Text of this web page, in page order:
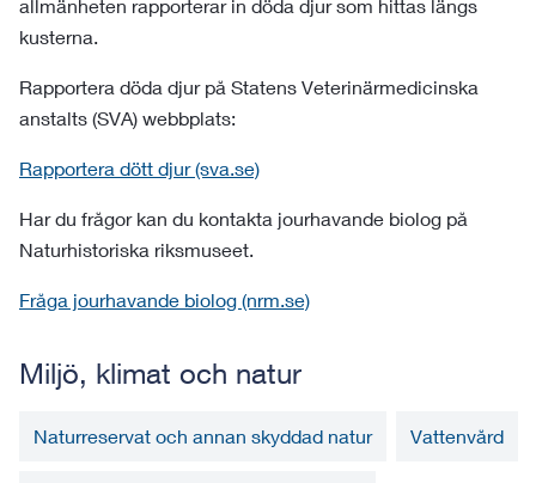
allmänheten rapporterar in döda djur som hittas längs
kusterna.
Rapportera döda djur på Statens Veterinärmedicinska
anstalts (SVA) webbplats:
Rapportera dött djur (sva.se)
Har du frågor kan du kontakta jourhavande biolog på
Naturhistoriska riksmuseet.
Fråga jourhavande biolog (nrm.se)
Miljö, klimat och natur
Naturreservat och annan skyddad natur Vattenvård